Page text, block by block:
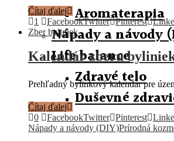
Aromaterapia
Nápady a návody
Life balance
Zdravé telo
Duševné
Čítaj ďalej
1
FacebookTwitter Pinterest
Zber byliniek
Kalendár zberu
Prehľadný bylinkový kalendár pre
Čítaj ďalej
0
FacebookTwitter Pinterest
Nápady a návody (DIY)Prírodná